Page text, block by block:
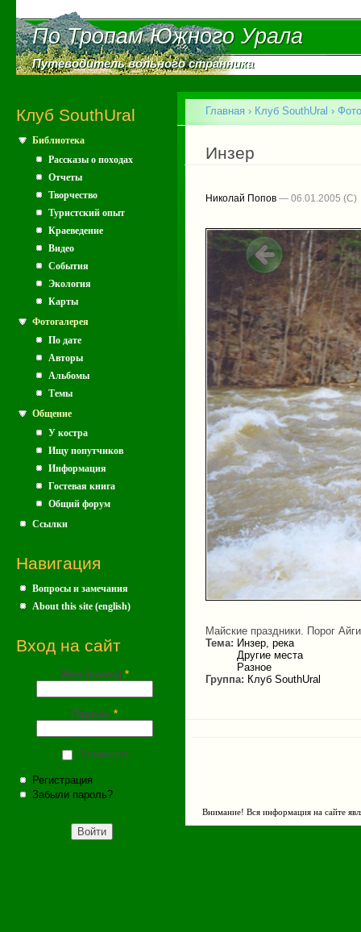
По Тропам Южного Урала
По Тропам Южного Урала
Путеводитель вольного странника
Путеводитель вольного странника
Клуб SouthUral
Библиотека
Рассказы о походах
Отчеты
Творчество
Туристский опыт
Краеведение
Видео
События
Экология
Карты
Фотогалерея
По дате
Авторы
Альбомы
Темы
Общение
У костра
Ищу попутчиков
Информация
Гостевая книга
Общий форум
Ссылки
Навигация
Вопросы и замечания
About this site (english)
Вход на сайт
Имя (почта) *
Пароль *
Запомнить
Регистрация
Забыли пароль?
Вы здесь
Главная › Клуб SouthUral ›
Инзер
Николай Попов — 06.01.2005
Майские праздники. Порог
Тема: Инзер, река
Другие места
Разное
Группа: Клуб SouthUral
Внимание! Вся информация на сайте